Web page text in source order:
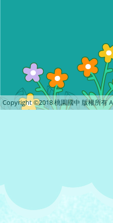
Copyright ©2018 桃園國中 版權所有